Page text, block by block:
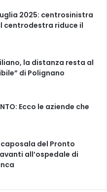
2025: centrosinistra
centrodestra riduce il
la distanza resta al
di Polignano
Ecco le aziende che
del Pronto
all’ospedale di